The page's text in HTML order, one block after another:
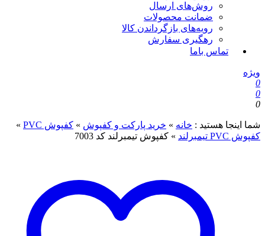
روش‌های ارسال
ضمانت محصولات
رویه‌های بازگرداندن کالا
رهگیری سفارش
تماس باما
ویژه
0
0
0
شما اینجا هستید : خانه » خرید پارکت و کفپوش » کفپوش PVC
»
کفپوش PVC تیمبرلند
» کفپوش تیمبرلند کد 7003